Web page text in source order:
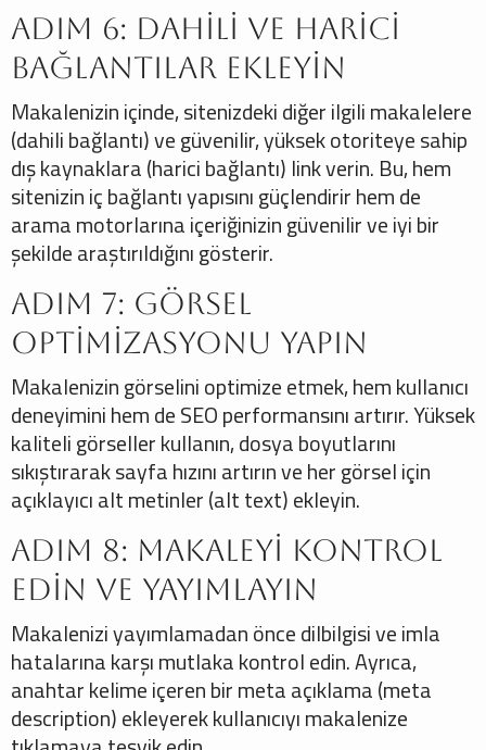
Adım 6: Dahili ve Harici
Bağlantılar Ekleyin
Makalenizin içinde, sitenizdeki diğer ilgili makalelere
(dahili bağlantı) ve güvenilir, yüksek otoriteye sahip
dış kaynaklara (harici bağlantı) link verin. Bu, hem
sitenizin iç bağlantı yapısını güçlendirir hem de
arama motorlarına içeriğinizin güvenilir ve iyi bir
şekilde araştırıldığını gösterir.
Adım 7: Görsel
Optimizasyonu Yapın
Makalenizin görselini optimize etmek, hem kullanıcı
deneyimini hem de SEO performansını artırır. Yüksek
kaliteli görseller kullanın, dosya boyutlarını
sıkıştırarak sayfa hızını artırın ve her görsel için
açıklayıcı alt metinler (alt text) ekleyin.
Adım 8: Makaleyi Kontrol
Edin ve Yayımlayın
Makalenizi yayımlamadan önce dilbilgisi ve imla
hatalarına karşı mutlaka kontrol edin. Ayrıca,
anahtar kelime içeren bir meta açıklama (meta
description) ekleyerek kullanıcıyı makalenize